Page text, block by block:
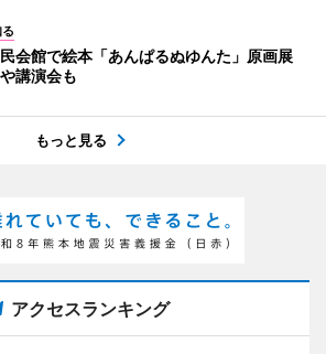
会館で絵本「あんぱるぬゆんた」原画展
講演会も
もっと見る
アクセスランキング